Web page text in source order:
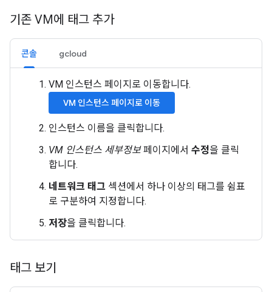
기존 VM에 태그 추가
콘솔 gcloud
VM 인스턴스 페이지로 이동합니다.
VM 인스턴스 페이지로 이동
인스턴스 이름을 클릭합니다.
VM 인스턴스 세부정보페이지에서 수정을 클릭
합니다.
네트워크 태그 섹션에서 하나 이상의 태그를 쉼표
로 구분하여 지정합니다.
저장을 클릭합니다.
태그 보기